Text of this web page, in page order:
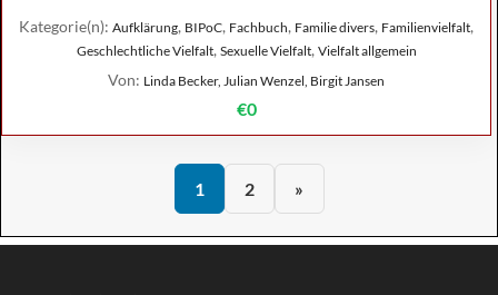
Kategorie(n): Aufklärung, BIPoC, Fachbuch, Familie divers, Familienvielfalt,
Geschlechtliche Vielfalt, Sexuelle Vielfalt, Vielfalt allgemein
Von: Linda Becker, Julian Wenzel, Birgit Jansen
€0
1 2 »